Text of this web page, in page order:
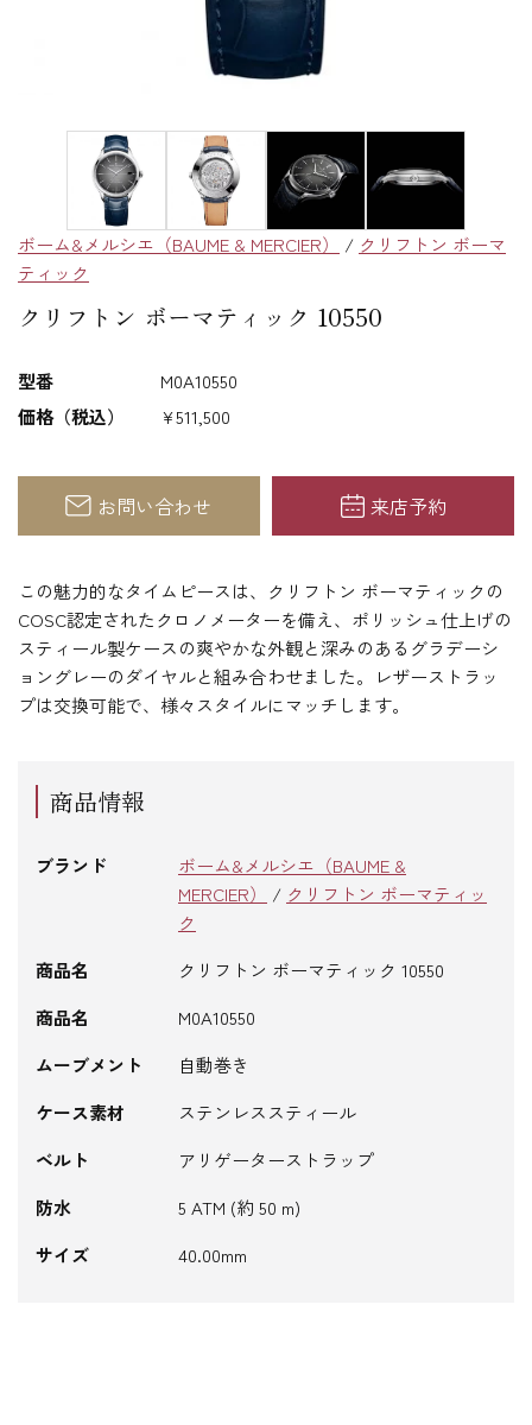
ボーム&メルシエ（BAUME & MERCIER） / クリフトン ボーマ
ティック
クリフトン ボーマティック 10550
型番
M0A10550
価格（税込）
¥511,500
お問い合わせ 来店予約
この魅力的なタイムピースは、クリフトン ボーマティックの
COSC認定されたクロノメーターを備え、ポリッシュ仕上げの
スティール製ケースの爽やかな外観と深みのあるグラデーシ
ョングレーのダイヤルと組み合わせました。レザーストラッ
プは交換可能で、様々スタイルにマッチします。
商品情報
ブランド
ボーム&メルシエ（BAUME &
MERCIER）
/ クリフトン ボーマティッ
ク
商品名
クリフトン ボーマティック 10550
商品名
M0A10550
ムーブメント
自動巻き
ケース素材
ステンレススティール
ベルト
アリゲーターストラップ
防水
5 ATM (約 50 m)
サイズ
40.00mm